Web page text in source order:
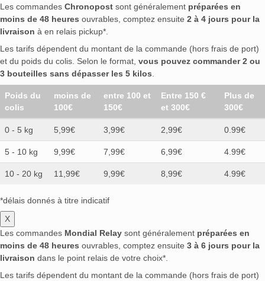
Les commandes Chronopost sont généralement préparées en
moins de 48 heures ouvrables, comptez ensuite 2 à 4 jours pour la
livraison à en relais pickup*.
Les tarifs dépendent du montant de la commande (hors frais de port)
et du poids du colis. Selon le format, vous pouvez commander 2 ou
3 bouteilles sans dépasser les 5 kilos.
Poids du
colis
moins de
100€
entre 100 et
150€
Entre 150 €
et 300€
Plus de
300€
0 - 5 kg 5,99€ 3,99€ 2,99€ 0.99€
5 - 10 kg 9,99€ 7,99€ 6,99€ 4.99€
10 - 20 kg 11,99€ 9,99€ 8,99€ 4.99€
*délais donnés à titre indicatif
X
Les commandes Mondial Relay sont généralement préparées en
moins de 48 heures ouvrables, comptez ensuite 3 à 6 jours pour la
livraison dans le point relais de votre choix*.
Les tarifs dépendent du montant de la commande (hors frais de port)